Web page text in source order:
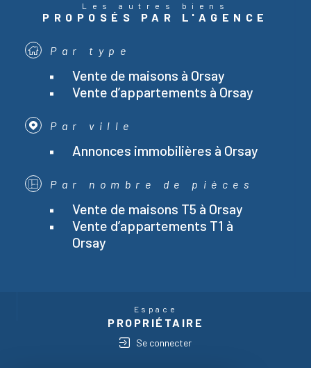
Les autres biens
PROPOSÉS PAR L'AGENCE
Par type
Vente de maisons à Orsay
Vente d’appartements à Orsay
Par ville
Annonces immobilières à Orsay
Par nombre de pièces
Vente de maisons T5 à Orsay
Vente d’appartements T1 à
Orsay
Espace
PROPRIÉTAIRE
Se connecter